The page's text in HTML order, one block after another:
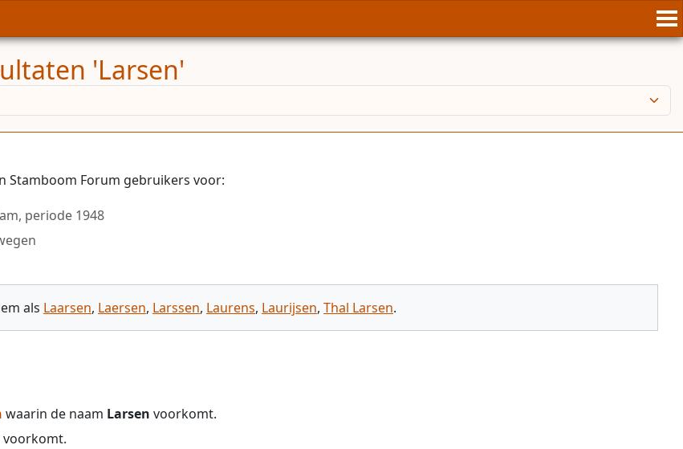
'Larsen'
Stamboom Forum gebruikers voor:
periode 1948
als Laarsen, Laersen, Larssen, Laurens, Laurijsen, Thal Larsen.
waarin de naam Larsen voorkomt.
voorkomt.